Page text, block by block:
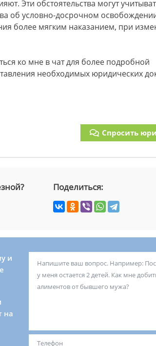
Эти обстоятельства могут
об условно-досрочном
более мягким наказанием, при
ко мне в чат для более подробной
необходимых юридических
Спросить
Поделиться:
и
на